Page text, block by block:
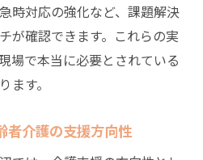
時対応の強化など、課題解決
が確認できます。これらの実
場で本当に必要とされている
ます。
者介護の支援方向性